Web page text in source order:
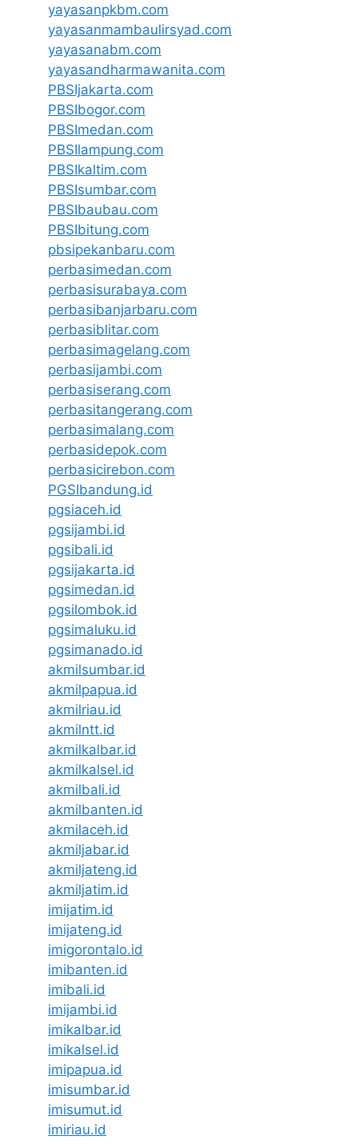
yayasanpkbm.com
yayasanmambaulirsyad.com
yayasanabm.com
yayasandharmawanita.com
PBSIjakarta.com
PBSIbogor.com
PBSImedan.com
PBSIlampung.com
PBSIkaltim.com
PBSIsumbar.com
PBSIbaubau.com
PBSIbitung.com
pbsipekanbaru.com
perbasimedan.com
perbasisurabaya.com
perbasibanjarbaru.com
perbasiblitar.com
perbasimagelang.com
perbasijambi.com
perbasiserang.com
perbasitangerang.com
perbasimalang.com
perbasidepok.com
perbasicirebon.com
PGSIbandung.id
pgsiaceh.id
pgsijambi.id
pgsibali.id
pgsijakarta.id
pgsimedan.id
pgsilombok.id
pgsimaluku.id
pgsimanado.id
akmilsumbar.id
akmilpapua.id
akmilriau.id
akmilntt.id
akmilkalbar.id
akmilkalsel.id
akmilbali.id
akmilbanten.id
akmilaceh.id
akmiljabar.id
akmiljateng.id
akmiljatim.id
imijatim.id
imijateng.id
imigorontalo.id
imibanten.id
imibali.id
imijambi.id
imikalbar.id
imikalsel.id
imipapua.id
imisumbar.id
imisumut.id
imiriau.id